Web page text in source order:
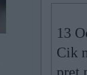
13
Cik